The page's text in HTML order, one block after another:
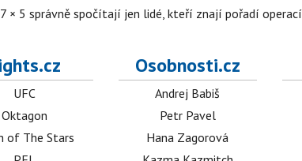
× 5 správně spočítají jen lidé, kteří znají pořadí operací
UFC
Oktagon
of The Stars
Osobnosti.cz
Andrej Babiš
Petr Pavel
Hana Zagorová